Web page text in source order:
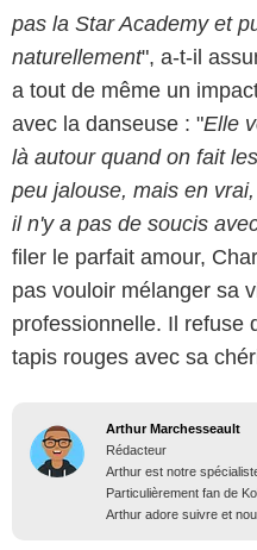
pas la Star Academy et
naturellement", a-t-il
a tout de même un
avec la danseuse : "Elle
là autour quand on fait
peu jalouse, mais en
il n'y a pas de soucis
filer le parfait amour,
pas vouloir mélanger sa
professionnelle. Il refuse
tapis rouges avec sa
Arthur Marchesseault
Rédacteur
Arthur est notre
Particulièrement fan de
Arthur adore suivre et